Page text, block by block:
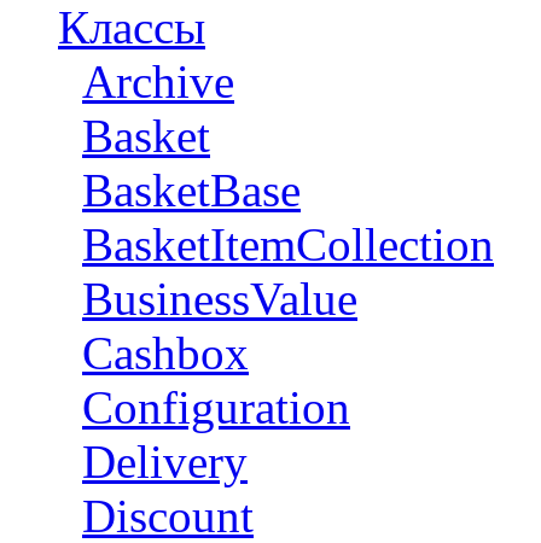
Классы
Archive
Basket
BasketBase
BasketItemCollection
BusinessValue
Cashbox
Configuration
Delivery
Discount